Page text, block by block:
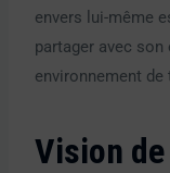
envers lui-même
partager avec
environnement
Vision